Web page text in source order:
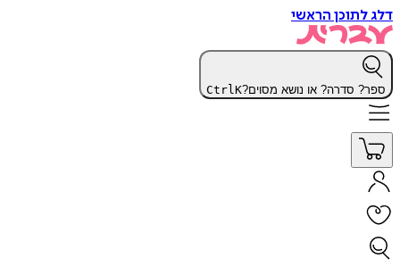
דלג לתוכן הראשי
ספר? סדרה? או נושא מסוים? CtrlK